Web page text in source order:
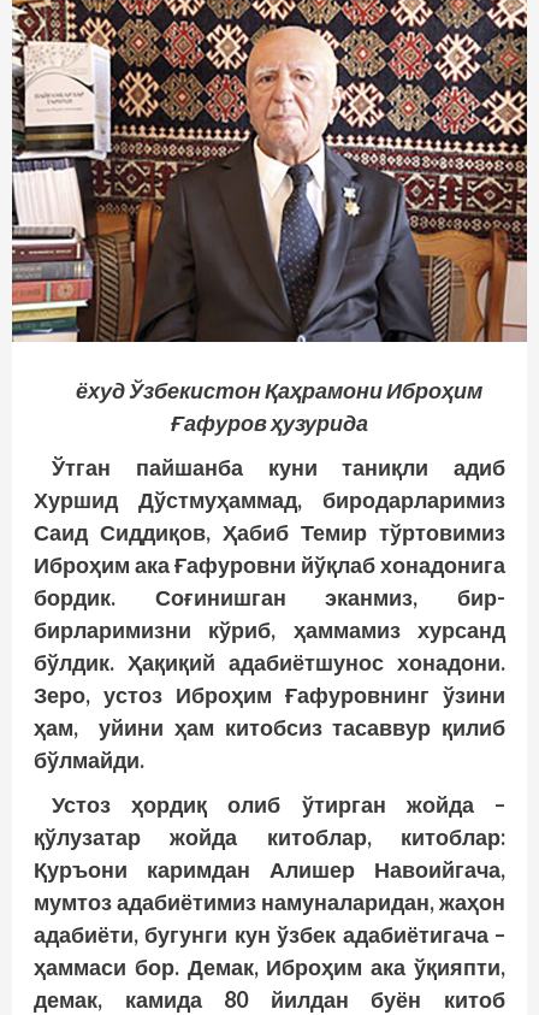
ёхуд Ўзбекистон Қаҳрамони Иброҳим
Ғафуров ҳузурида
Ўтган пайшанба куни таниқли адиб
Хуршид Дўстмуҳаммад, биродарларимиз
Саид Сиддиқов, Ҳабиб Темир тўртовимиз
Иброҳим ака Ғафуровни йўқлаб хонадонига
бордик. Соғинишган эканмиз, бир-
бирларимизни кўриб, ҳаммамиз хурсанд
бўлдик. Ҳақиқий адабиётшунос хонадони.
Зеро, устоз Иброҳим Ғафуровнинг ўзини
ҳам, уйини ҳам китобсиз тасаввур қилиб
бўлмайди.
Устоз ҳордиқ олиб ўтирган жойда –
қўлузатар жойда китоблар, китоблар:
Қуръони каримдан Алишер Навоийгача,
мумтоз адабиётимиз намуналаридан, жаҳон
адабиёти, бугунги кун ўзбек адабиётигача –
ҳаммаси бор. Демак, Иброҳим ака ўқияпти,
демак, камида 80 йилдан буён китоб